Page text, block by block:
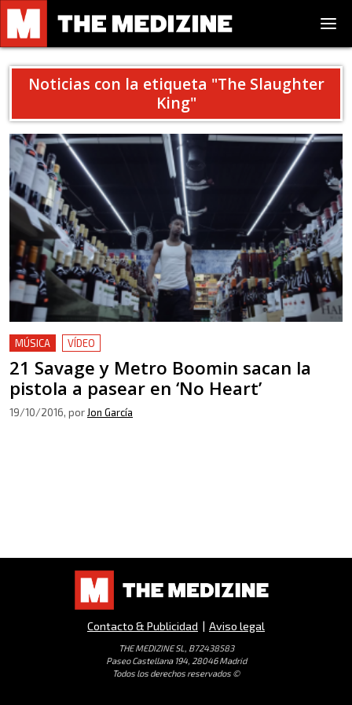
Noticias con la etiqueta "The Slaughter
King"
MÚSICA VÍDEO
21 Savage y Metro Boomin sacan la
pistola a pasear en ‘No Heart’
19/10/2016, por Jon García
Contacto & Publicidad | Aviso legal
THE MEDIZINE SL, B72438583
Paseo Castellana 194, 28046 Madrid
Todos los derechos reservados ©